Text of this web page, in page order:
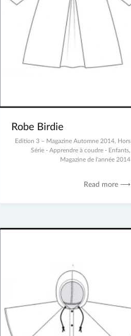
Robe Birdie
23Edition 3 – Magazine Automne 2014, Hors
Série - Apprendre à coudre - Enfants,
Magazine de l'année 2014
Read more ⟶